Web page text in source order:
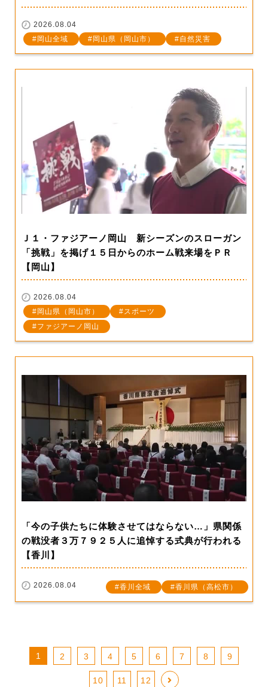
2026.08.04
岡山全域
岡山県（岡山市） 自然災害
Ｊ１・ファジアーノ岡山 新シーズンのスローガン
「挑戦」を掲げ１５日からのホーム戦来場をＰＲ
【岡山】
2026.08.04
岡山県（岡山市）
スポーツ
ファジアーノ岡山
「今の子供たちに体験させてはならない…」県関係
の戦没者３万７９２５人に追悼する式典が行われる
【香川】
2026.08.04 香川全域 香川県（高松市）
1 2 3 4 5 6 7 8 9
10 11 12